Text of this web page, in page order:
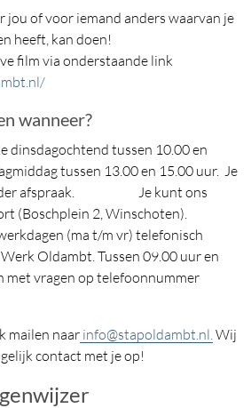
jou of voor iemand anders waarvan je
heeft, kan doen!
film via onderstaande link
wanneer?
dinsdagochtend tussen 10.00 en
tussen 13.00 en 15.00 uur. Je
afspraak. Je kunt ons
(Boschplein 2, Winschoten).
(ma t/m vr) telefonisch
Oldambt. Tussen 09.00 uur en
met vragen op telefoonnummer
mailen naar info@stapoldambt.nl. Wij
contact met je op!